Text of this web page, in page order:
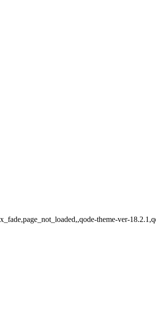
theme-ver-